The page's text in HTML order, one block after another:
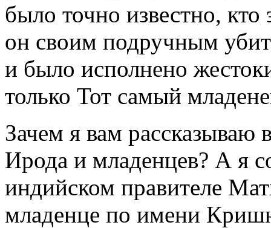
было точно известно,
он своим подручным
и было исполнено
только Тот самый
Зачем я вам
Ирода и младенцев? А я
индийском правителе
младенце по имени